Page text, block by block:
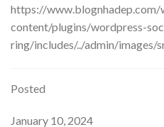
https://www.blognhadep.com/
content/plugins/wordpress-
ring/includes/../admin/images/
Posted
January 10, 2024